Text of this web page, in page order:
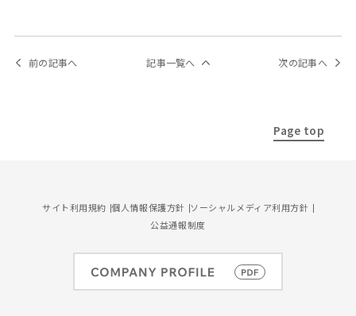
前の記事へ 記事一覧へ 次の記事へ
Page top
サイト利用規約 個人情報保護方針 ソーシャルメディア利用方針
公益通報制度